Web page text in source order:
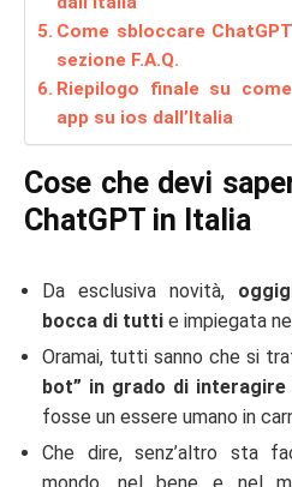
Come sbloccare
sezione F.A.Q.
Riepilogo finale su
app su ios dall’Italia
Cose che devi
ChatGPT in Italia
Da esclusiva novità,
bocca di tutti e impiegata
Oramai, tutti sanno che si
bot” in grado di interagire
fosse un essere umano in
Che dire, senz’altro sta